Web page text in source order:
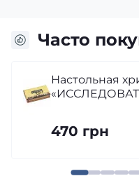
Часто
игра
ИМЕН»